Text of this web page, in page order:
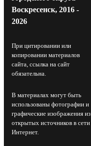
Воскресенск, 2016 -
2026
При цитировании или
копировании материалов
сайта, ссылка на сайт
обязательна.
В материалах могут быть
использованы фотографии и
графические изображения из
открытых источников в сети
Интернет.